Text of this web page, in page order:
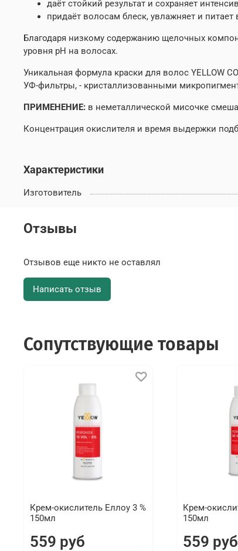
даёт стойкий результат и сохраняет
придаёт волосам блеск, увлажняет и питает
Благодаря низкому содержанию щелочных
уровня pH на волосах.
Уникальная формула краски для волос YELLOW
УФ-фильтры, - кристаллизованными
ПРИМЕНЕНИЕ: в неметаллической мисочке
Концентрация окислителя и время выдержки
Характеристики
Изготовитель
Отзывы
Отзывов еще никто не оставлял
Написать отзыв
Сопутствующие товары
Крем-окислитель Еллоу 3 %
150мл
559 руб
Крем-
150мл
559 руб